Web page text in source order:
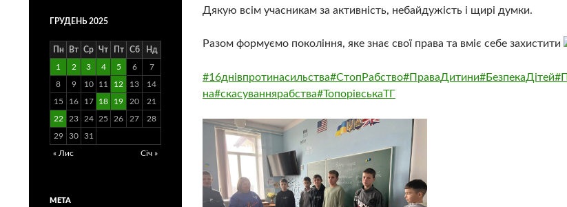
Дякую всім учасникам за активність, небайдужість і щирі думки.
Разом формуємо покоління, яке знає свої права та вміє себе захистити
#16днівпротинасильства#СтопРабство#ПраваДитини#БезпекаДітей
на#скасуваннярабства#ТопорівськаТГ
ГРУДЕНЬ 2025
Пн Вт Ср Чт Пт Сб Нд
1 2 3 4 5 6 7
8 9 10 11 12 13 14
15 16 17 18 19 20 21
22 23 24 25 26 27 28
29 30 31
« Лис Січ »
МЕТА